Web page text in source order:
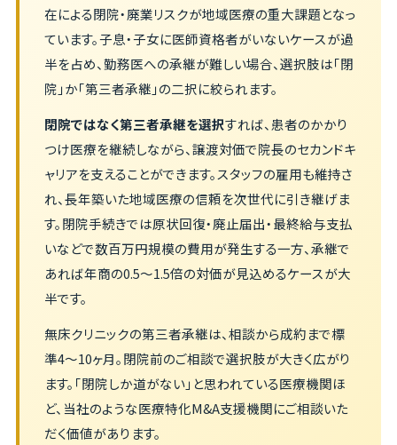
在による閉院・廃業リスクが地域医療の重大課題となっ
ています。子息・子女に医師資格者がいないケースが過
半を占め、勤務医への承継が難しい場合、選択肢は「閉
院」か「第三者承継」の二択に絞られます。
閉院ではなく第三者承継を選択すれば、患者のかかり
つけ医療を継続しながら、譲渡対価で院長のセカンドキ
ャリアを支えることができます。スタッフの雇用も維持さ
れ、長年築いた地域医療の信頼を次世代に引き継げま
す。閉院手続きでは原状回復・廃止届出・最終給与支払
いなどで数百万円規模の費用が発生する一方、承継で
あれば年商の0.5〜1.5倍の対価が見込めるケースが大
半です。
無床クリニックの第三者承継は、相談から成約まで標
準4〜10ヶ月。閉院前のご相談で選択肢が大きく広がり
ます。「閉院しか道がない」と思われている医療機関ほ
ど、当社のような医療特化M&A支援機関にご相談いた
だく価値があります。